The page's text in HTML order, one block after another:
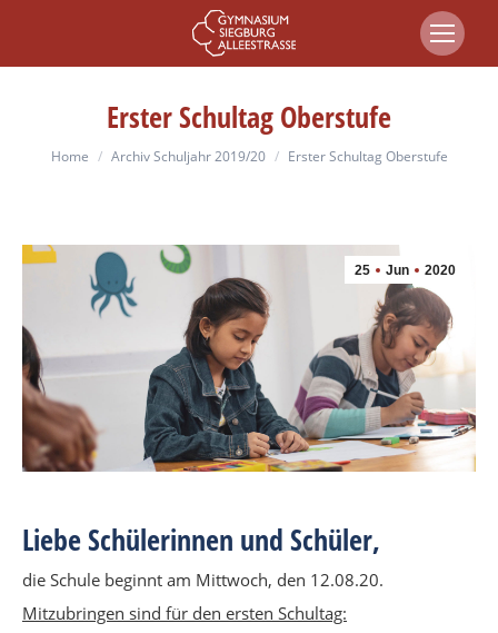
Erster Schultag Oberstufe
You are here:
Home Archiv Schuljahr 2019/20 Erster Schultag Oberstufe
25 Jun 2020
Liebe Schülerinnen und Schüler,
die Schule beginnt am Mittwoch, den 12.08.20.
Mitzubringen sind für den ersten Schultag: